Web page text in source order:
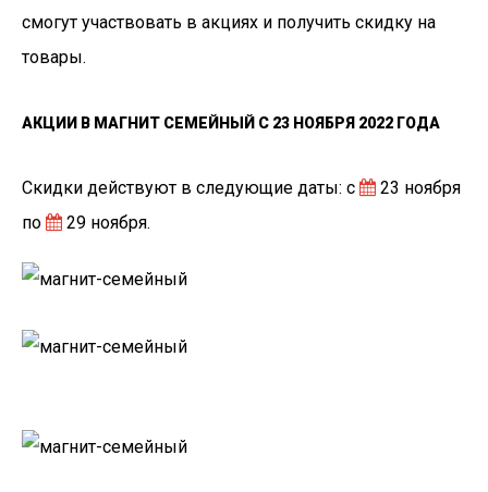
смогут участвовать в акциях и получить скидку на
товары.
АКЦИИ В МАГНИТ СЕМЕЙНЫЙ С 23 НОЯБРЯ 2022 ГОДА
Скидки действуют в следующие даты: с
23 ноября
по
29 ноября.